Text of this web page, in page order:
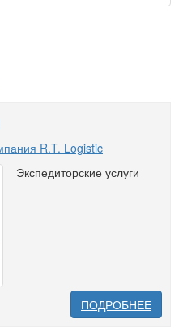
R.T. Logistic
Экспедиторские услуги
ПОДРОБНЕЕ